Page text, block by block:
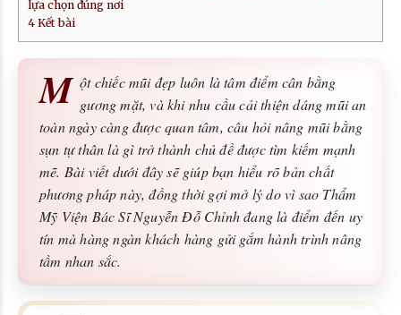
lựa chọn đúng nơi
4 Kết bài
M ột chiếc mũi đẹp luôn là tâm điểm cân bằng
gương mặt, và khi nhu cầu cải thiện dáng mũi an
toàn ngày càng được quan tâm, câu hỏi nâng mũi bằng
sụn tự thân là gì trở thành chủ đề được tìm kiếm mạnh
mẽ. Bài viết dưới đây sẽ giúp bạn hiểu rõ bản chất
phương pháp này, đồng thời gợi mở lý do vì sao Thẩm
Mỹ Viện Bác Sĩ Nguyễn Đỗ Chỉnh đang là điểm đến uy
tín mà hàng ngàn khách hàng gửi gắm hành trình nâng
tầm nhan sắc.